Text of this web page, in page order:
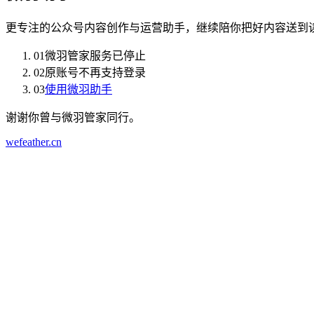
更专注的公众号内容创作与运营助手，继续陪你把好内容送到
01微羽管家服务已停止
02原账号不再支持登录
03使用微羽助手
谢谢你曾与微羽管家同行。
wefeather.cn